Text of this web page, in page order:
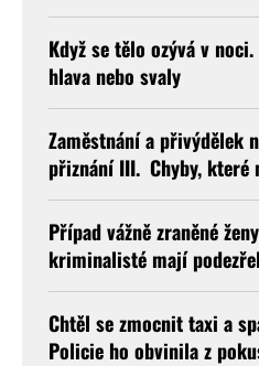
Když se tělo ozývá v
hlava nebo svaly
Zaměstnání a přivýdělek
přiznání III. Chyby,
Případ vážně zraněné
kriminalisté mají
Chtěl se zmocnit taxi a
Policie ho obvinila z